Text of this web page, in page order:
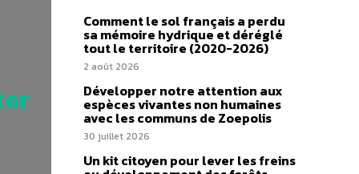
Comment le sol français a perdu
sa mémoire hydrique et déréglé
tout le territoire (2020-2026)
2 août 2026
Développer notre attention aux
espèces vivantes non humaines
avec les communs de Zoepolis
30 juillet 2026
Un kit citoyen pour lever les freins